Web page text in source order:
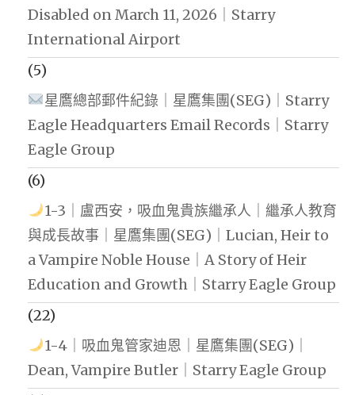
Disabled on March 11, 2026｜Starry
International Airport
(5)
星鷹總部郵件紀錄｜星鷹集團(SEG)｜Starry
Eagle Headquarters Email Records｜Starry
Eagle Group
(6)
1-3｜盧西安，吸血鬼貴族繼承人｜繼承人教育
與成長故事｜星鷹集團(SEG)｜Lucian, Heir to
a Vampire Noble House｜A Story of Heir
Education and Growth｜Starry Eagle Group
(22)
1-4｜吸血鬼管家迪恩｜星鷹集團(SEG)｜
Dean, Vampire Butler｜Starry Eagle Group